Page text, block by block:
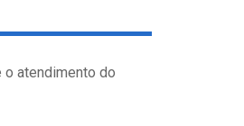
o atendimento do